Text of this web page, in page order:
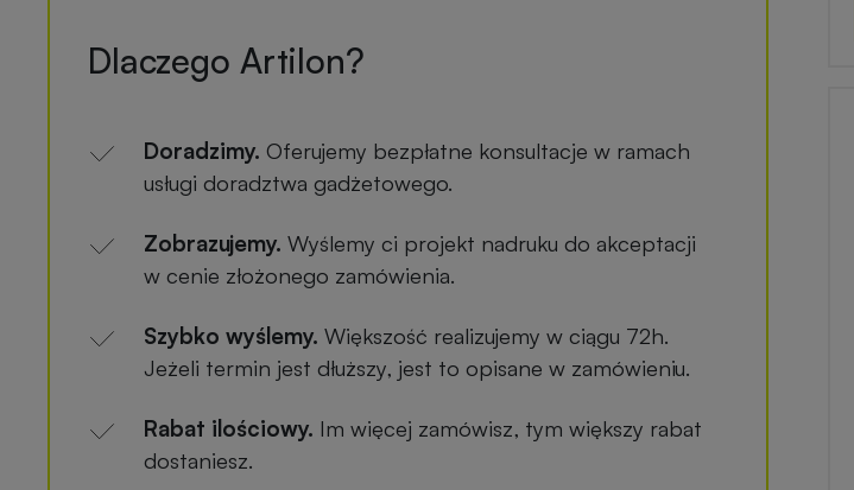
Dlaczego Artilon?
Doradzimy. Oferujemy bezpłatne konsultacje w ramach
usługi doradztwa gadżetowego.
Zobrazujemy. Wyślemy ci projekt nadruku do akceptacji
w cenie złożonego zamówienia.
Szybko wyślemy. Większość realizujemy w ciągu 72h.
Jeżeli termin jest dłuższy, jest to opisane w zamówieniu.
Rabat ilościowy. Im więcej zamówisz, tym większy rabat
dostaniesz.